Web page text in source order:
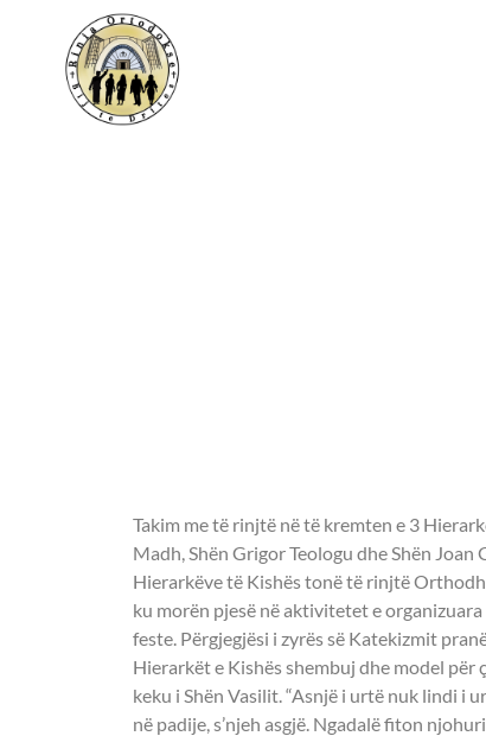
Takim me të rinjtë në të kremten e 3
Madh, Shën Grigor Teologu dhe Shën
Hierarkëve të Kishës tonë të rinjtë
ku morën pjesë në aktivitetet e organizuara
feste. Përgjegjësi i zyrës së Katekizmit
Hierarkët e Kishës shembuj dhe model për
keku i Shën Vasilit. “Asnjë i urtë nuk lindi i
në padije, s’njeh asgjë. Ngadalë fiton